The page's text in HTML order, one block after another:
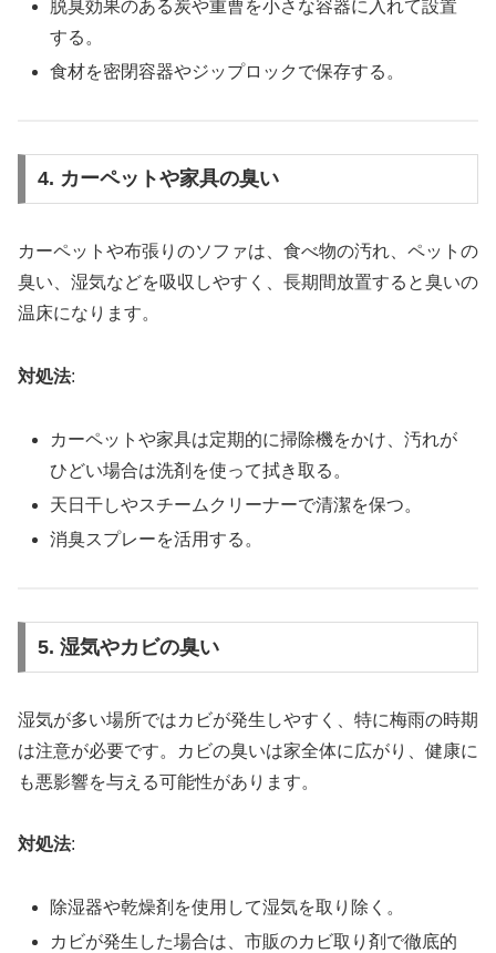
脱臭効果のある炭や重曹を小さな容器に入れて設置
する。
食材を密閉容器やジップロックで保存する。
4. カーペットや家具の臭い
カーペットや布張りのソファは、食べ物の汚れ、ペットの
臭い、湿気などを吸収しやすく、長期間放置すると臭いの
温床になります。
対処法:
カーペットや家具は定期的に掃除機をかけ、汚れが
ひどい場合は洗剤を使って拭き取る。
天日干しやスチームクリーナーで清潔を保つ。
消臭スプレーを活用する。
5. 湿気やカビの臭い
湿気が多い場所ではカビが発生しやすく、特に梅雨の時期
は注意が必要です。カビの臭いは家全体に広がり、健康に
も悪影響を与える可能性があります。
対処法:
除湿器や乾燥剤を使用して湿気を取り除く。
カビが発生した場合は、市販のカビ取り剤で徹底的